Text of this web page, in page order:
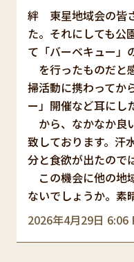
2026年4月29日 6:06
絆 東星地域会の皆
た。それにしても公
て「バーベキュー」
を行ったものだと
掃活動に携わってか
ー」開催など耳にし
から、なかなか良
致しております。汗
分と食欲が出たので
この機会に他の地
ないでしょうか。素